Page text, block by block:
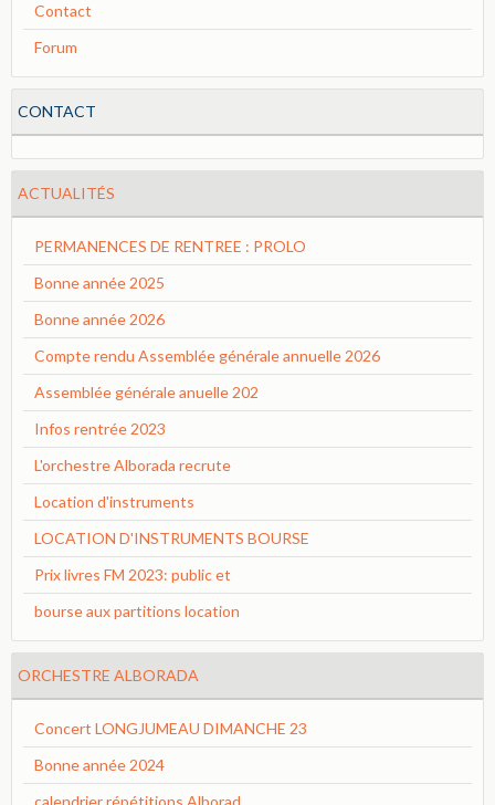
Contact
Forum
CONTACT
ACTUALITÉS
PERMANENCES DE RENTREE : PROLO
Bonne année 2025
Bonne année 2026
Compte rendu Assemblée générale annuelle 2026
Assemblée générale anuelle 202
Infos rentrée 2023
L'orchestre Alborada recrute
Location d'instruments
LOCATION D'INSTRUMENTS BOURSE
Prix livres FM 2023: public et
bourse aux partitions location
ORCHESTRE ALBORADA
Concert LONGJUMEAU DIMANCHE 23
Bonne année 2024